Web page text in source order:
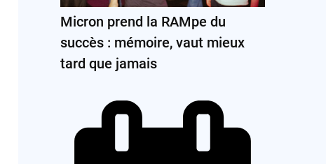
Micron prend la RAMpe du
succès : mémoire, vaut mieux
tard que jamais